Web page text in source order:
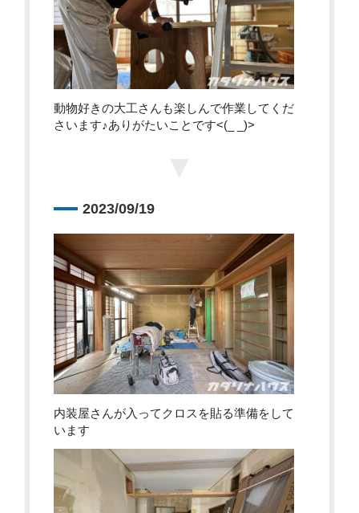
動物好きの大工さんも楽しんで作業してくだ
さいます♪ありがたいことです<(_ _)>
2023/09/19
内装屋さんが入ってクロスを貼る準備をして
います